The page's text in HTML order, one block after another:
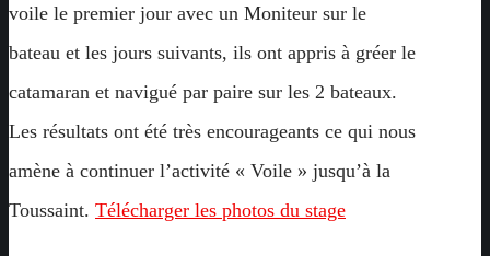
voile le premier jour avec un Moniteur sur le
bateau et les jours suivants, ils ont appris à gréer le
catamaran et navigué par paire sur les 2 bateaux.
Les résultats ont été très encourageants ce qui nous
amène à continuer l’activité « Voile » jusqu’à la
Toussaint. Télécharger les photos du stage